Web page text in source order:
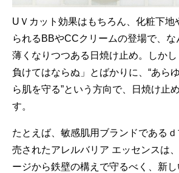
UＶカット効果はもちろん、化粧下地
られるBBやCCクリームの登場で、
薄くなりつつある日焼け止め。しか
負けてはならぬ」とばかりに、“あら
ら肌を守る”という方向で、日焼け止
す。
たとえば、敏感肌用ブランドである
売されたアレルバリア エッセンスは
ージから鉄壁の構えで守るべく、新